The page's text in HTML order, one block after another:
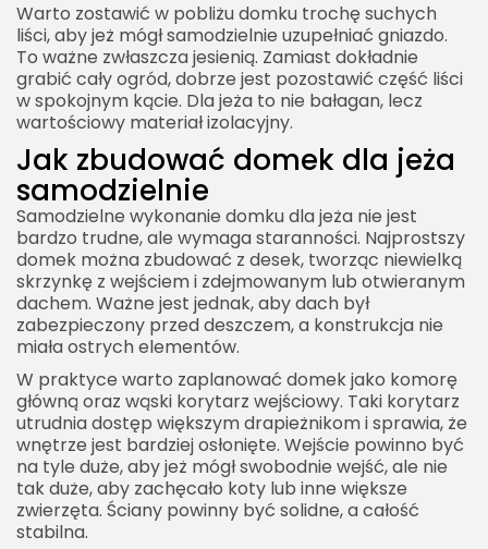
Warto zostawić w pobliżu domku trochę suchych
liści, aby jeż mógł samodzielnie uzupełniać gniazdo.
To ważne zwłaszcza jesienią. Zamiast dokładnie
grabić cały ogród, dobrze jest pozostawić część liści
w spokojnym kącie. Dla jeża to nie bałagan, lecz
wartościowy materiał izolacyjny.
Jak zbudować domek dla jeża
samodzielnie
Samodzielne wykonanie domku dla jeża nie jest
bardzo trudne, ale wymaga staranności. Najprostszy
domek można zbudować z desek, tworząc niewielką
skrzynkę z wejściem i zdejmowanym lub otwieranym
dachem. Ważne jest jednak, aby dach był
zabezpieczony przed deszczem, a konstrukcja nie
miała ostrych elementów.
W praktyce warto zaplanować domek jako komorę
główną oraz wąski korytarz wejściowy. Taki korytarz
utrudnia dostęp większym drapieżnikom i sprawia, że
wnętrze jest bardziej osłonięte. Wejście powinno być
na tyle duże, aby jeż mógł swobodnie wejść, ale nie
tak duże, aby zachęcało koty lub inne większe
zwierzęta. Ściany powinny być solidne, a całość
stabilna.